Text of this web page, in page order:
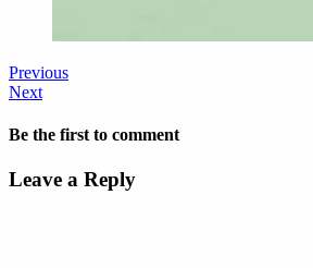
Previous
Next
Be the first to comment
Leave a Reply